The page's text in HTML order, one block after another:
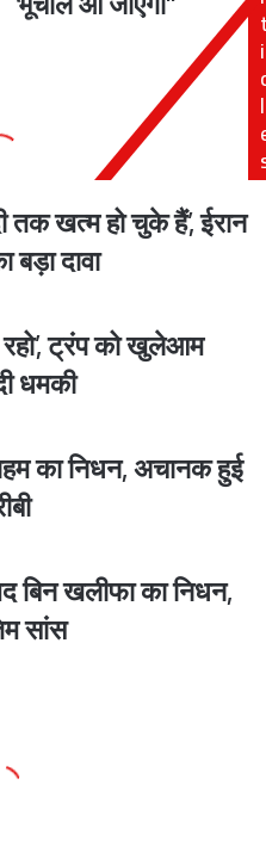
और
लिख
तो
जाएगा"
i
l
तक खत्म हो चुके हैं’, ईरान
दावा
ट्रंप को खुलेआम
धमकी
का निधन, अचानक हुई
खलीफा का निधन,
सांस